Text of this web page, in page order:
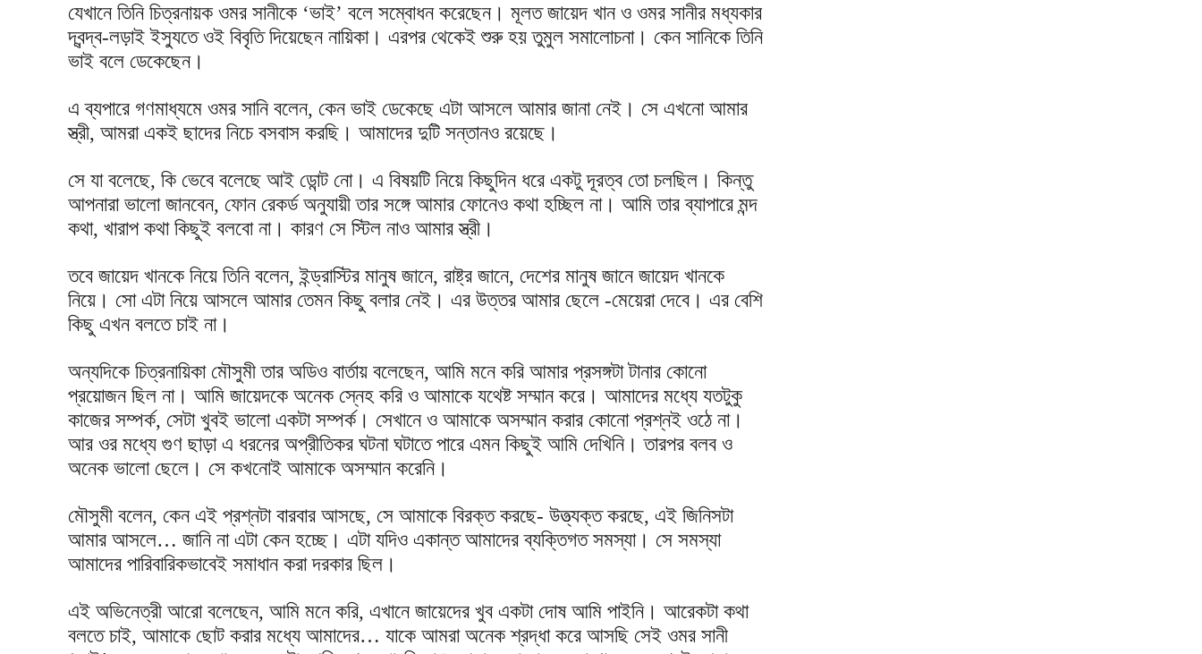
যেখানে তিনি চিত্রনায়ক ওমর সানীকে ‘ভাই’ বলে সম্বোধন করেছেন। মূলত জায়েদ খান ও ওমর সানীর মধ্যকার
দ্বন্দ্ব-লড়াই ইস্যুতে ওই বিবৃতি দিয়েছেন নায়িকা। এরপর থেকেই শুরু হয় তুমুল সমালোচনা। কেন সানিকে তিনি
ভাই বলে ডেকেছেন।
এ ব্যপারে গণমাধ্যমে ওমর সানি বলেন, কেন ভাই ডেকেছে এটা আসলে আমার জানা নেই। সে এখনো আমার
স্ত্রী, আমরা একই ছাদের নিচে বসবাস করছি। আমাদের দুটি সন্তানও রয়েছে।
সে যা বলেছে, কি ভেবে বলেছে আই ডোন্ট নো। এ বিষয়টি নিয়ে কিছুদিন ধরে একটু দূরত্ব তো চলছিল। কিন্তু
আপনারা ভালো জানবেন, ফোন রেকর্ড অনুযায়ী তার সঙ্গে আমার ফোনেও কথা হচ্ছিল না। আমি তার ব্যাপারে মন্দ
কথা, খারাপ কথা কিছুই বলবো না। কারণ সে স্টিল নাও আমার স্ত্রী।
তবে জায়েদ খানকে নিয়ে তিনি বলেন, ইন্ড্রাস্টির মানুষ জানে, রাষ্ট্র জানে, দেশের মানুষ জানে জায়েদ খানকে
নিয়ে। সো এটা নিয়ে আসলে আমার তেমন কিছু বলার নেই। এর উত্তর আমার ছেলে -মেয়েরা দেবে। এর বেশি
কিছু এখন বলতে চাই না।
অন্যদিকে চিত্রনায়িকা মৌসুমী তার অডিও বার্তায় বলেছেন, আমি মনে করি আমার প্রসঙ্গটা টানার কোনো
প্রয়োজন ছিল না। আমি জায়েদকে অনেক স্নেহ করি ও আমাকে যথেষ্ট সম্মান করে। আমাদের মধ্যে যতটুকু
কাজের সম্পর্ক, সেটা খুবই ভালো একটা সম্পর্ক। সেখানে ও আমাকে অসম্মান করার কোনো প্রশ্নই ওঠে না।
আর ওর মধ্যে গুণ ছাড়া এ ধরনের অপ্রীতিকর ঘটনা ঘটাতে পারে এমন কিছুই আমি দেখিনি। তারপর বলব ও
অনেক ভালো ছেলে। সে কখনোই আমাকে অসম্মান করেনি।
মৌসুমী বলেন, কেন এই প্রশ্নটা বারবার আসছে, সে আমাকে বিরক্ত করছে- উত্ত্যক্ত করছে, এই জিনিসটা
আমার আসলে… জানি না এটা কেন হচ্ছে। এটা যদিও একান্ত আমাদের ব্যক্তিগত সমস্যা। সে সমস্যা
আমাদের পারিবারিকভাবেই সমাধান করা দরকার ছিল।
এই অভিনেত্রী আরো বলেছেন, আমি মনে করি, এখানে জায়েদের খুব একটা দোষ আমি পাইনি। আরেকটা কথা
বলতে চাই, আমাকে ছোট করার মধ্যে আমাদের… যাকে আমরা অনেক শ্রদ্ধা করে আসছি সেই ওমর সানী